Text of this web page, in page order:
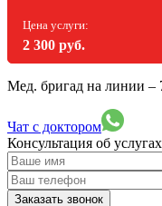
Цена услуги:
2 300 руб.
Мед. бригад на линии –
Чат с доктором
Консультация об услугах
Заказать звонок